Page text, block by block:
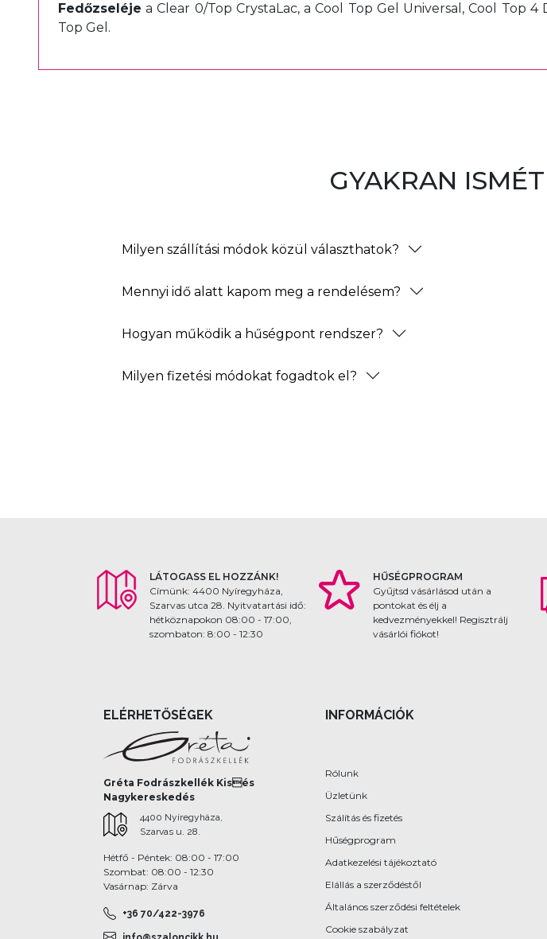
Fedőzseléje a Clear 0/Top CrystaLac, a Cool Top Gel Universal, Cool Top
Top Gel.
GYAKRAN
Milyen szállítási módok közül választhatok?
Mennyi idő alatt kapom meg a rendelésem?
Hogyan működik a hűségpont rendszer?
Milyen fizetési módokat fogadtok el?
LÁTOGASS EL HOZZÁNK!
Címünk: 4400 Nyíregyháza,
Szarvas utca 28. Nyitvatartási idő:
hétköznapokon 08:00 - 17:00,
szombaton: 8:00 - 12:30
HŰSÉGPROGRAM
Gyűjtsd vásárlásod után a
pontokat és élj a
kedvezményekkel! Regisztrálj
vásárlói fiókot!
ELÉRHETŐSÉGEK
Gréta Fodrászkellék Kisés
Nagykereskedés
4400 Nyíregyháza,
Szarvas u. 28.
Hétfő - Péntek: 08:00 - 17:00
Szombat: 08:00 - 12:30
Vasárnap: Zárva
+36 70/422-3976
INFORMÁCIÓK
Rólunk
Üzletünk
Szálítás és fizetés
Hűségprogram
Adatkezelési tájékoztató
Elállás a szerződéstől
Általános szerződési feltételek
Cookie szabályzat